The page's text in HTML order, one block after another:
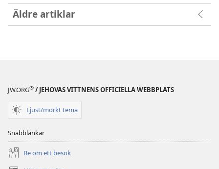
Äldre artiklar
JW.ORG® / JEHOVAS VITTNENS OFFICIELLA WEBBPLATS
Ljust/mörkt tema
Snabblänkar
Be om ett besök